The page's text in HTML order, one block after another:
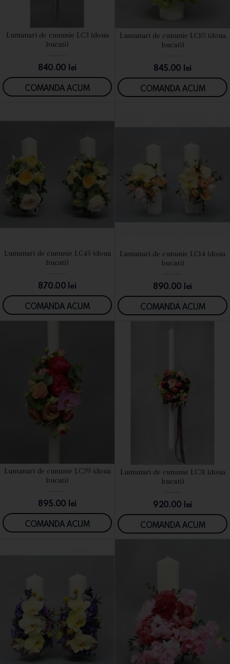
VEZI DETALII
Lumanari de cununie LC3 (doua
bucati)
840.00 lei
COMANDA ACUM
VEZI DETALII
Lumanari de cununie LC10 (doua
bucati)
845.00 lei
COMANDA ACUM
VEZI DETALII
Lumanari de cununie LC45 (doua
bucati)
870.00 lei
COMANDA ACUM
VEZI DETALII
Lumanari de cununie LC14 (doua
bucati)
890.00 lei
COMANDA ACUM
VEZI DETALII
Lumanari de cununie LC39 (doua
bucati)
895.00 lei
COMANDA ACUM
VEZI DETALII
Lumanari de cununie LC31 (doua
bucati)
920.00 lei
COMANDA ACUM